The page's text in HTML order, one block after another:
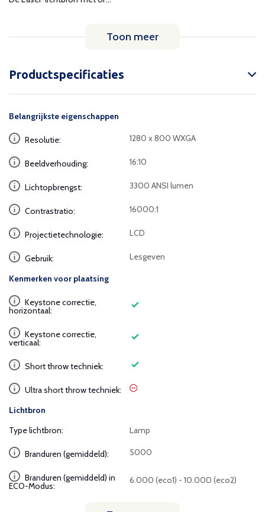
Toon meer
Productspecificaties
Belangrijkste eigenschappen
Resolutie: 1280 x 800 WXGA
Beeldverhouding: 16:10
Lichtopbrengst: 3300 ANSI lumen
Contrastratio: 16000:1
Projectietechnologie: LCD
Gebruik: Lesgeven
Kenmerken voor plaatsing
Keystone correctie,
horizontaal:
Keystone correctie,
verticaal:
Short throw techniek:
Ultra short throw techniek:
Lichtbron
Type lichtbron:
Lamp
Branduren (gemiddeld): 5000
Branduren (gemiddeld) in
ECO-Modus:
6.000 (eco1) - 10.000 (eco2)